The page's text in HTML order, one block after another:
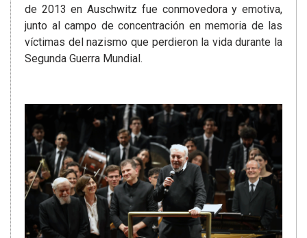
de 2013 en Auschwitz fue conmovedora y emotiva,
junto al campo de concentración en memoria de las
víctimas del nazismo que perdieron la vida durante la
Segunda Guerra Mundial.